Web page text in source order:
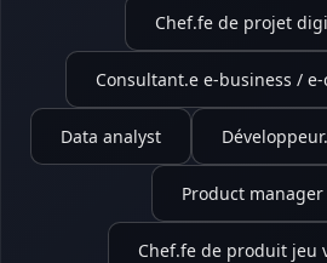
Chef.fe de projet
Consultant.e e-business /
Data analyst
Product manager
Chef.fe de produit jeu